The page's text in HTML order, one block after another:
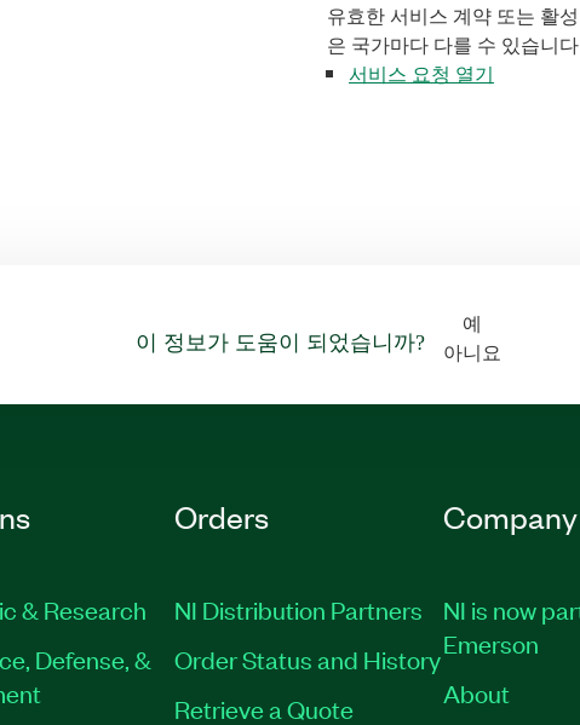
유효한 서비스 계약 또는 활
은 국가마다 다를 수 있습니
서비스 요청 열기
이 정보가 도움이 되었습니까?
예
아니요
& Research
Defense, &
Orders
NI Distribution Partners
Order Status and History
Retrieve a Quote
Company
NI is now
Emerson
About